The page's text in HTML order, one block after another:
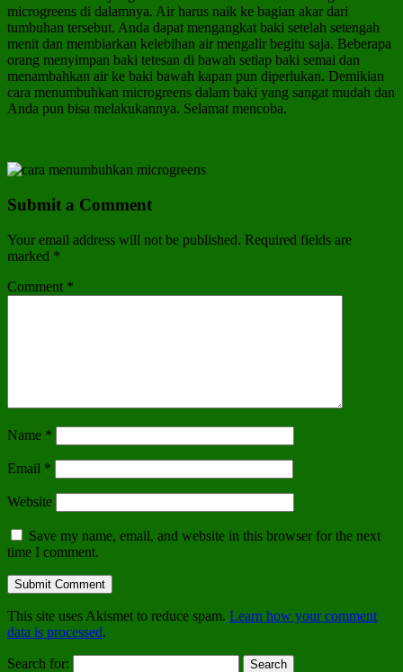
microgreens di dalamnya. Air harus naik ke bagian akar dari
tumbuhan tersebut. Anda dapat mengangkat baki setelah setengah
menit dan membiarkan kelebihan air mengalir begitu saja. Beberapa
orang menyimpan baki tetesan di bawah setiap baki semai dan
menambahkan air ke baki bawah kapan pun diperlukan. Demikian
cara menumbuhkan microgreens dalam baki yang sangat mudah dan
Anda pun bisa melakukannya. Selamat mencoba.
Submit a Comment
Your email address will not be published. Required fields are
marked *
Comment *
Name *
Email *
Website
Save my name, email, and website in this browser for the next
time I comment.
This site uses Akismet to reduce spam. Learn how your comment
data is processed.
Search for: